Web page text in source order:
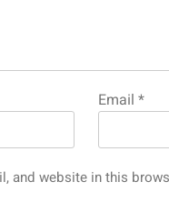
Email*
and website in this